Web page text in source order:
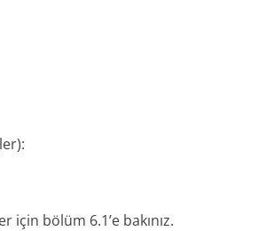
için bölüm 6.1’e bakınız.